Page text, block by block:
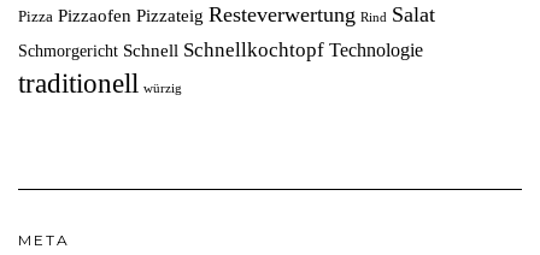
Pizza Pizzaofen Pizzateig Resteverwertung Rind Salat
Schmorgericht Schnell Schnellkochtopf Technologie
traditionell würzig
META